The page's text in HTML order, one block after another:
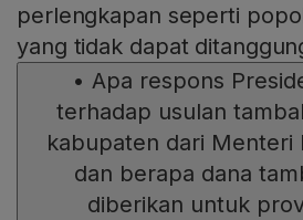
perlengkapan seperti
yang tidak dapat
• Apa respons
terhadap usulan
kabupaten dari Menteri
dan berapa dana
diberikan untuk